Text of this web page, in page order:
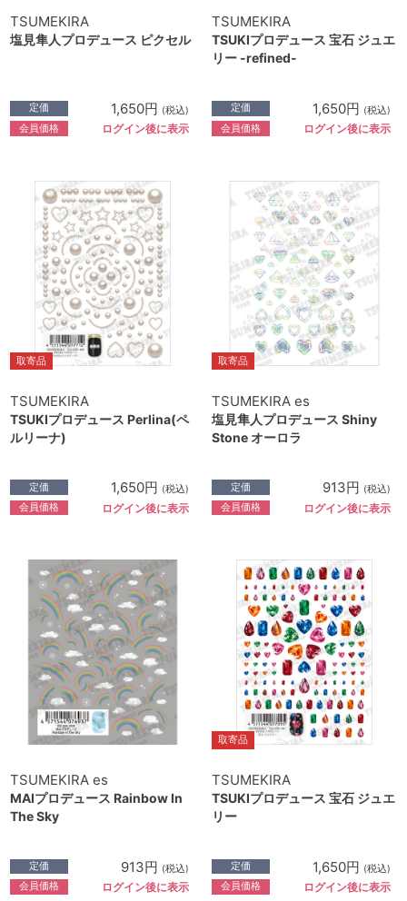
TSUMEKIRA
塩見隼人プロデュース ピクセル
定価 1,650円 (税込)
会員価格 ログイン後に表示
TSUMEKIRA
TSUKIプロデュース 宝石 ジュエ
リー -refined-
定価 1,650円 (税込)
会員価格 ログイン後に表示
取寄品
TSUMEKIRA
TSUKIプロデュース Perlina(ペ
ルリーナ)
定価 1,650円 (税込)
会員価格 ログイン後に表示
取寄品
TSUMEKIRA es
塩見隼人プロデュース Shiny
Stone オーロラ
定価 913円 (税込)
会員価格 ログイン後に表示
TSUMEKIRA es
MAIプロデュース Rainbow In
The Sky
定価 913円 (税込)
会員価格 ログイン後に表示
取寄品
TSUMEKIRA
TSUKIプロデュース 宝石 ジュエ
リー
定価 1,650円 (税込)
会員価格 ログイン後に表示